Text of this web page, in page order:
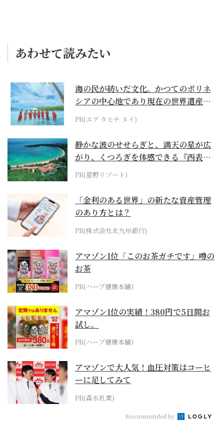
あわせて読みたい
海の民が紡いだ文化。かつてのポリネ
シアの中心地であり現在の世界遺産か
らみえてくる...
PR(エア タヒチ ヌイ)
静かな波のせせらぎと、満天の星が広
がり、くつろぎを体感できる『西表島
ホテル by...
PR(星野リゾート)
「金利のある世界」の新たな資産管理
のあり方とは？
PR(株式会社北九州銀行)
アマゾン1位「このお茶ガチです」噂の
お茶
PR(ハーブ健康本舗)
アマゾン1位の実績！380円で5日間お
試し。
PR(ハーブ健康本舗)
アマゾンで大人気！血圧対策はコーヒ
ーに足してみて
PR(森永乳業)
Recommended by